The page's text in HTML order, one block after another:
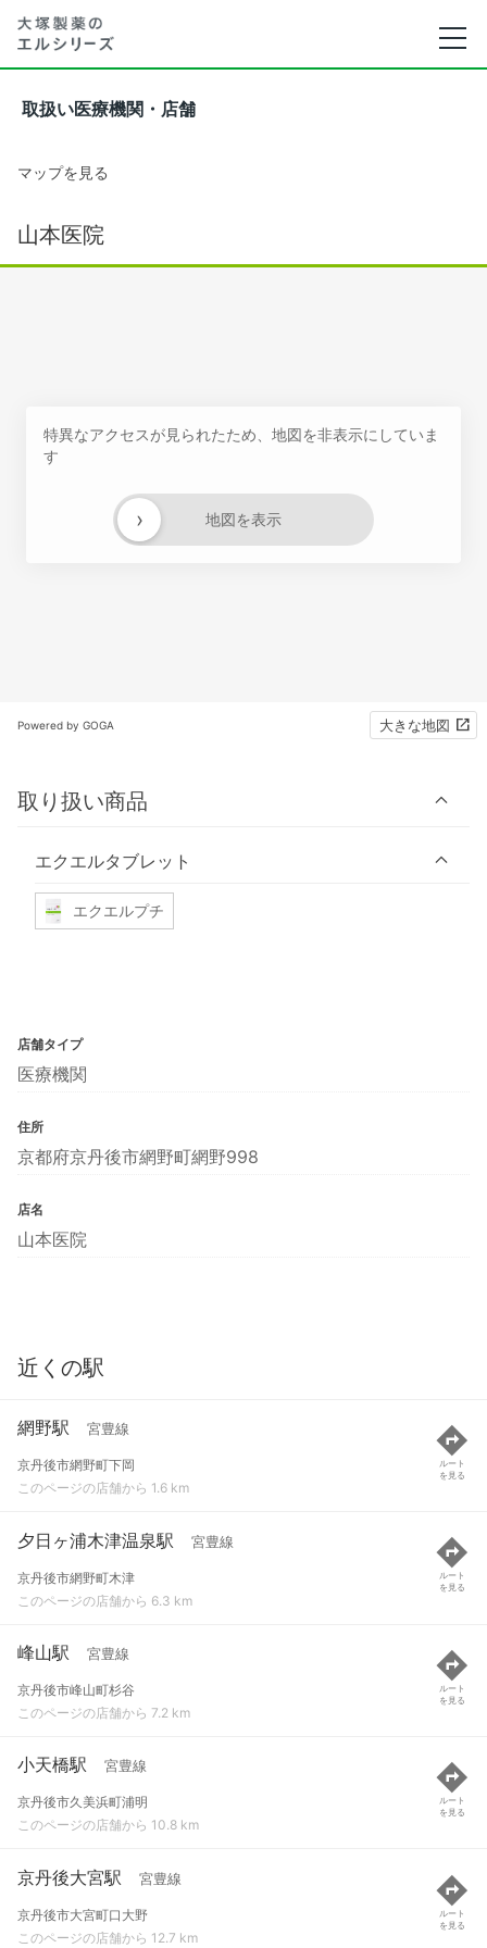
取扱い医療機関・店舗
マップを見る
山本医院
特異なアクセスが見られたため、地図を非表示にしていま
す
地図を表示
›
Powered by GOGA 大きな地図
取り扱い商品
エクエルタブレット
エクエルプチ
店舗タイプ
医療機関
住所
京都府京丹後市網野町網野998
店名
山本医院
近くの駅
網野駅 宮豊線
京丹後市網野町下岡
このページの店舗から 1.6 km
ルート
を見る
夕日ヶ浦木津温泉駅 宮豊線
京丹後市網野町木津
このページの店舗から 6.3 km
ルート
を見る
峰山駅 宮豊線
京丹後市峰山町杉谷
このページの店舗から 7.2 km
ルート
を見る
小天橋駅 宮豊線
京丹後市久美浜町浦明
このページの店舗から 10.8 km
ルート
を見る
京丹後大宮駅 宮豊線
京丹後市大宮町口大野
このページの店舗から 12.7 km
ルート
を見る